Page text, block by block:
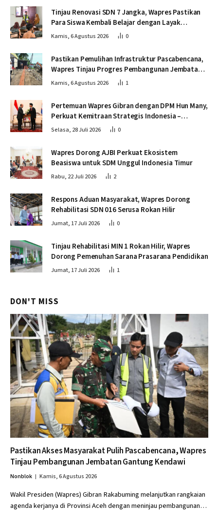
Tinjau Renovasi SDN 7 Jangka, Wapres Pastikan
Para Siswa Kembali Belajar dengan Layak
Pascabencana
Kamis, 6 Agustus 2026 0
Pastikan Pemulihan Infrastruktur Pascabencana,
Wapres Tinjau Progres Pembangunan Jembatan
Krueng Tingkeum Bireuen
Kamis, 6 Agustus 2026 1
Pertemuan Wapres Gibran dengan DPM Hun Many,
Perkuat Kemitraan Strategis Indonesia –
Kamboja
Selasa, 28 Juli 2026 0
Wapres Dorong AJBI Perkuat Ekosistem
Beasiswa untuk SDM Unggul Indonesia Timur
Rabu, 22 Juli 2026 2
Respons Aduan Masyarakat, Wapres Dorong
Rehabilitasi SDN 016 Serusa Rokan Hilir
Jumat, 17 Juli 2026 0
Tinjau Rehabilitasi MIN 1 Rokan Hilir, Wapres
Dorong Pemenuhan Sarana Prasarana Pendidikan
Jumat, 17 Juli 2026 1
DON'T MISS
Pastikan Akses Masyarakat Pulih Pascabencana, Wapres
Tinjau Pembangunan Jembatan Gantung Kendawi
Nonblok Kamis, 6 Agustus 2026
Wakil Presiden (Wapres) Gibran Rakabuming melanjutkan rangkaian
agenda kerjanya di Provinsi Aceh dengan meninjau pembangunan…